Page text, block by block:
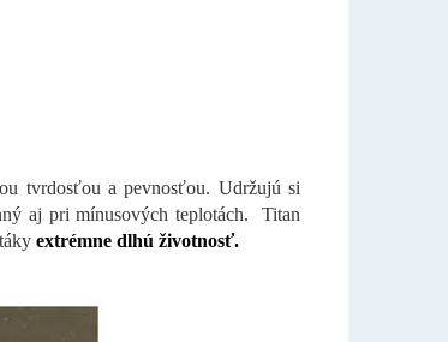
tvrdosťou a pevnosťou. Udržujú si
aj pri mínusových teplotách. Titan
extrémne dlhú životnosť.